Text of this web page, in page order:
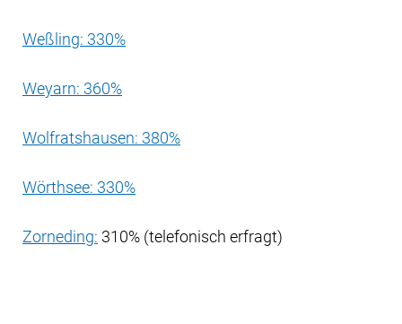
Weßling: 330%
Weyarn: 360%
Wolfratshausen: 380%
Wörthsee: 330%
Zorneding: 310% (telefonisch erfragt)